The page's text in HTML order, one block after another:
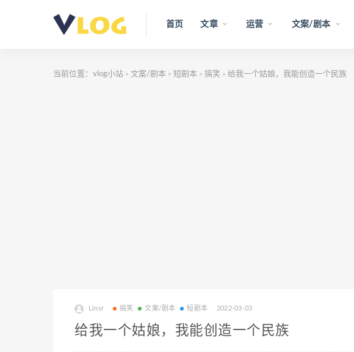
首页 文章 运营 文案/剧本
当前位置： vlog小站 > 文案/剧本 > 短剧本 > 搞笑 > 给我一个姑娘，我能创造一个民族
Linsr 搞笑 文案/剧本 短剧本 2022-03-03
给我一个姑娘，我能创造一个民族